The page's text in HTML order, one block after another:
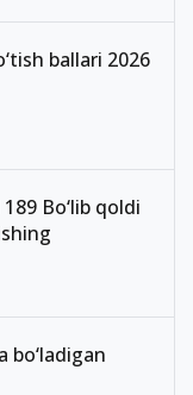
ballari 2026
Bo‘lib qoldi
bo‘ladigan